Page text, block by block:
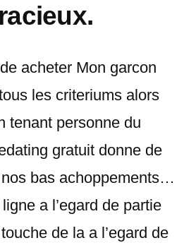
acheter Mon garcon
les criteriums alors
tenant personne du
gratuit donne de
bas achoppements…
a l’egard de partie
de la a l’egard de